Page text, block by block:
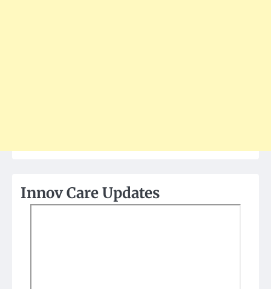
Innov Care Updates